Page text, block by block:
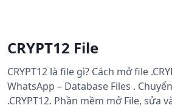
CRYPT12 File
CRYPT12 là file gì? Cách mở file
WhatsApp – Database Files .
.CRYPT12. Phần mềm mở File, sửa